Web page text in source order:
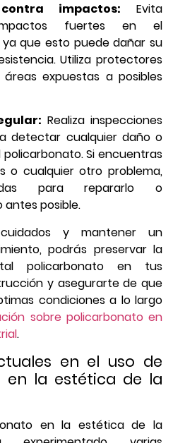
impactos: Evita
fuertes en el
que esto puede dañar su
Utiliza protectores
expuestas a posibles
Realiza inspecciones
detectar cualquier daño o
Si encuentras
o cualquier otro problema,
para repararlo o
antes posible.
y mantener un
podrás preservar la
policarbonato en tus
y asegurarte de que
condiciones a lo largo
sobre policarbonato en
.
en el uso de
en la estética de la
en la estética de la